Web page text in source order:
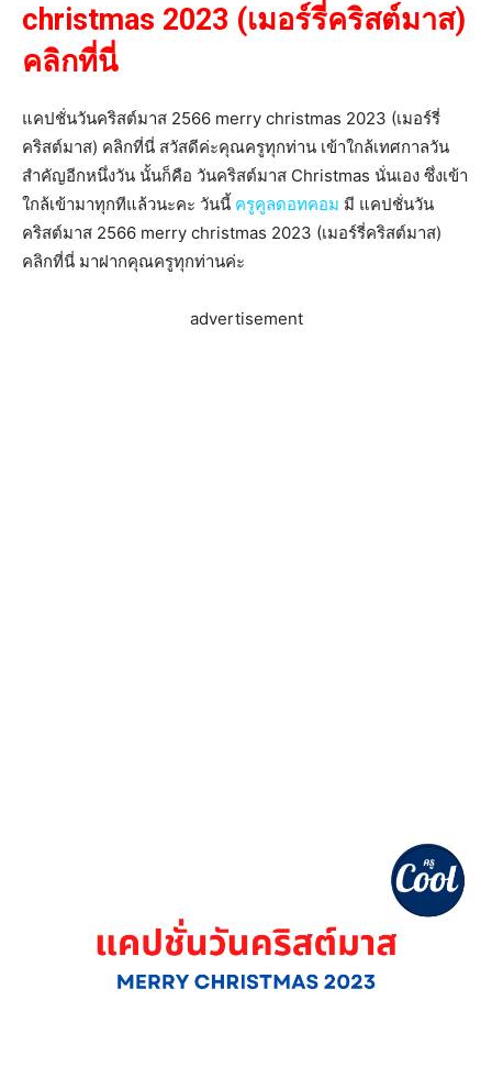
christmas 2023 (เมอร์รี่คริสต์มาส)
คลิกที่นี่
แคปชั่นวันคริสต์มาส 2566 merry christmas 2023 (เมอร์รี่
คริสต์มาส) คลิกที่นี่ สวัสดีค่ะคุณครูทุกท่าน เข้าใกล้เทศกาลวัน
สำคัญอีกหนึ่งวัน นั้นก็คือ วันคริสต์มาส Christmas นั่นเอง ซึ่งเข้า
ใกล้เข้ามาทุกทีแล้วนะคะ วันนี้ ครูคูลดอทคอม มี แคปชั่นวัน
คริสต์มาส 2566 merry christmas 2023 (เมอร์รี่คริสต์มาส)
คลิกที่นี่ มาฝากคุณครูทุกท่านค่ะ
advertisement